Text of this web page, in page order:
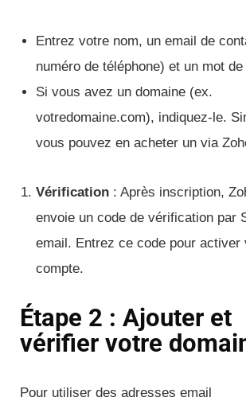
Entrez votre nom, un email de
numéro de téléphone) et un mot
Si vous avez un domaine (ex.
votredomaine.com), indiquez-le.
vous pouvez en acheter un via
Vérification : Après inscription,
envoie un code de vérification par
email. Entrez ce code pour activer
compte.
Étape 2 : Ajouter et
vérifier votre
Pour utiliser des adresses email